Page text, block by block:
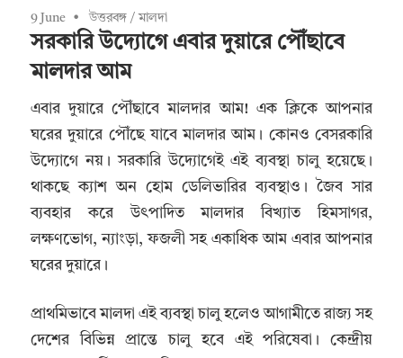
9 June উত্তরবঙ্গ /মালদা
সরকারি উদ্যোগে এবার দুয়ারে পৌঁছাবে
মালদার আম
এবার দুয়ারে পৌঁছাবে মালদার আম! এক ক্লিকে আপনার
ঘরের দুয়ারে পৌঁছে যাবে মালদার আম। কোনও বেসরকারি
উদ্যোগে নয়। সরকারি উদ্যোগেই এই ব্যবস্থা চালু হয়েছে।
থাকছে ক্যাশ অন হোম ডেলিভারির ব্যবস্থাও। জৈব সার
ব্যবহার করে উৎপাদিত মালদার বিখ্যাত হিমসাগর,
লক্ষণভোগ, ন্যাংড়া, ফজলী সহ একাধিক আম এবার আপনার
ঘরের দুয়ারে।
প্রাথমিভাবে মালদা এই ব্যবস্থা চালু হলেও আগামীতে রাজ্য সহ
দেশের বিভিন্ন প্রান্তে চালু হবে এই পরিষেবা। কেন্দ্রীয়